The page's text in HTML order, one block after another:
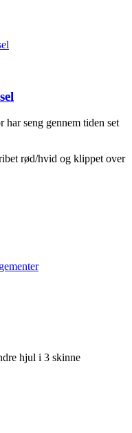
seng gennem tiden set
rød/hvid og klippet over
hjul i 3 skinne